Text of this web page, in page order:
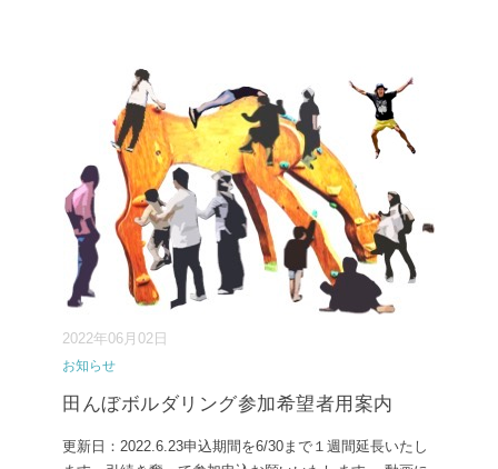
2022年06月02日
お知らせ
田んぼボルダリング参加希望者用案内
更新日：2022.6.23申込期間を6/30まで１週間延長いたし